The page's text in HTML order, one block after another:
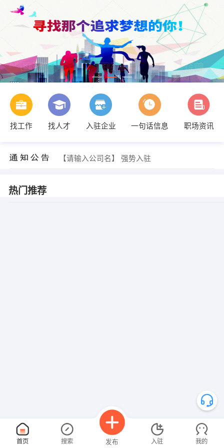
找工作 找人才 入驻企业 一句话信息
职场资讯
【请输入公司名】 强势入驻
热门推荐
首页 搜索 发布 入驻 我的